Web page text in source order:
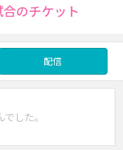
のチケット
配信
した。